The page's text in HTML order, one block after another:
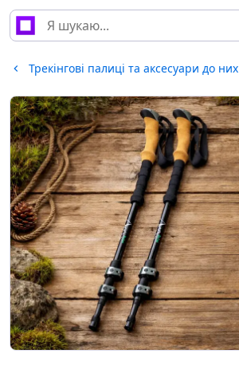
Трекінгові палиці та аксесуари до них